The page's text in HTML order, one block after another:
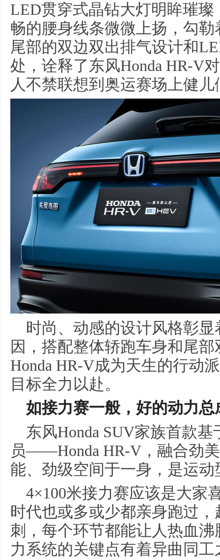
LED贯穿式晶钻大灯明眸璀璨
畅的腰身线条微微上扬，勾
尾部的双边双出排气设计和
处，诠释了东风Honda HR-V
人不禁联想到奥运赛场上健
时尚、动感的设计风格彰
因，搭配整体轿跑车身和尾
Honda HR-V成为天生的行动
目标全力以赴。
如接力赛一般 ， 好的动力总
东风Honda SUV家族首款
员——Honda HR-V，融合劲
能、劲级空间于一身，是运
4×100米接力赛应该是大家
时代也或多或少都亲身跑过
刺，每个环节都能让人热血
力系统的关键点有着异曲同